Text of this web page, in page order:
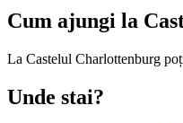
Cum ajungi la
La Castelul Charlottenburg
Unde stai?